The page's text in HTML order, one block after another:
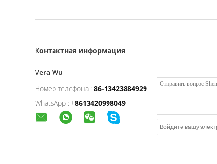
Контактная информация
Vera Wu
Номер телефона : 86-13423884929
WhatsApp : +8613420998049